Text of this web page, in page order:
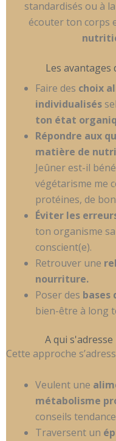
standardisés ou à
écouter ton corps
Les
Faire des choix
individualisés
ton état
Répondre aux
matière de
Jeûner est-il
végétarisme me
protéines, de
Éviter les
ton organisme
conscient(e).
Retrouver une
nourriture.
Poser des bases
bien-être à long
A qui
Cette approche
Veulent une
métabolisme
conseils
Traversent un